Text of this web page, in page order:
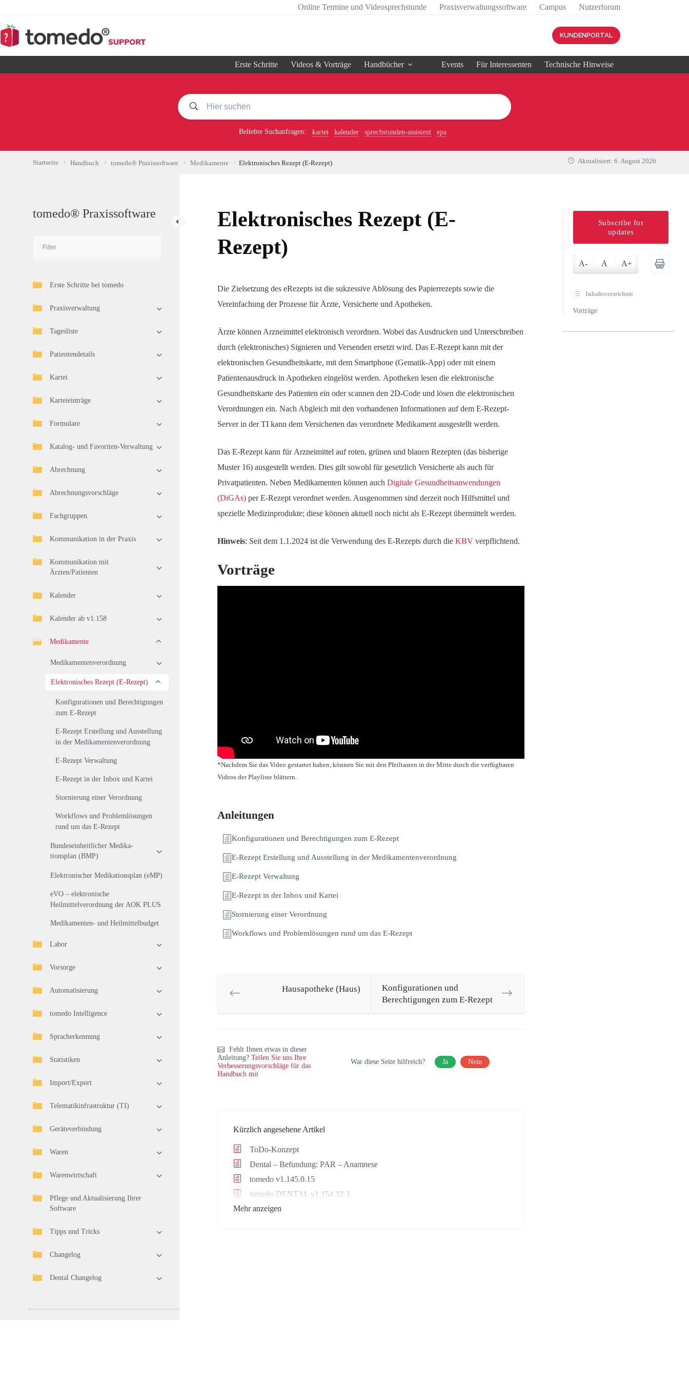
springen
Online Termine und Videosprechstunde Praxisverwaltungssoftware Campus Nutzerforum
KUNDENPORTAL
Erste Schritte Videos & Vorträge Handbücher Events Für Interessenten Technische Hinweise
Beliebte Suchanfragen: kartei kalender sprechstunden-assistent epa
Startseite Handbuch tomedo® Praxissoftware Medikamente Elektronisches Rezept (E-Rezept) Aktualisiert: 6. August 2026
tomedo® Praxissoftware
Erste Schritte bei tomedo
Praxisverwaltung
Tagesliste
Patientendetails
Kartei
Karteieinträge
Formulare
Katalog- und Favoriten-Verwaltung
Abrechnung
Abrechnungsvorschläge
Fachgruppen
Kommunikation in der Praxis
Kommunikation mit
Ärzten/Patienten
Kalender
Kalender ab v1.158
Medikamente
Medikamentenverordnung
Elektronisches Rezept (E-Rezept)
Konfigurationen und Berechtigungen
zum E-Rezept
E-Rezept Erstellung und Ausstellung
in der Medikamentenverordnung
E-Rezept Verwaltung
E-Rezept in der Inbox und Kartei
Stornierung einer Verordnung
Workflows und Problemlösungen
rund um das E-Rezept
Bundeseinheitlicher Medika­
tionsplan (BMP)
Elektronischer Medikationsplan (eMP)
eVO – elektronische
Heilmittelverordnung der AOK PLUS
Medikamenten- und Heilmittelbudget
Labor
Vorsorge
Automatisierung
tomedo Intelligence
Spracherkennung
Statistiken
Import/Export
Telematikinfrastruktur (TI)
Geräteverbindung
Waren
Warenwirtschaft
Pflege und Aktualisierung Ihrer
Software
Tipps und Tricks
Changelog
Dental Changelog
Elektronisches Rezept (E-
Rezept)
Die Zielsetzung des eRezepts ist die sukzessive Ablösung des Papierrezepts sowie die
Vereinfachung der Prozesse für Ärzte, Versicherte und Apotheken.
Ärzte können Arzneimittel elektronisch verordnen. Wobei das Ausdrucken und Unterschreiben
durch (elektronisches) Signieren und Versenden ersetzt wird. Das E-Rezept kann mit der
elektronischen Gesundheitskarte, mit dem Smartphone (Gematik-App) oder mit einem
Patientenausdruck in Apotheken eingelöst werden. Apotheken lesen die elektronische
Gesundheitskarte des Patienten ein oder scannen den 2D-Code und lösen die elektronischen
Verordnungen ein. Nach Abgleich mit den vorhandenen Informationen auf dem E-Rezept-
Server in der TI kann dem Versicherten das verordnete Medikament ausgestellt werden.
Das E-Rezept kann für Arzneimittel auf roten, grünen und blauen Rezepten (das bisherige
Muster 16) ausgestellt werden. Dies gilt sowohl für gesetzlich Versicherte als auch für
Privatpatienten. Neben Medikamenten können auch Digitale Gesundheitsanwendungen
(DiGAs)per E-Rezept verordnet werden. Ausgenommen sind derzeit noch Hilfsmittel und
spezielle Medizinprodukte; diese können aktuell noch nicht als E-Rezept übermittelt werden.
Hinweis: Seit dem 1.1.2024 ist die Verwendung des E-Rezepts durch die KBVverpflichtend.
Vorträge
*Nachdem Sie das Video gestartet haben, können Sie mit den Pfeiltasten in der Mitte durch die verfügbaren
Videos der Playliste blättern.
Anleitungen
Konfigurationen und Berechtigungen zum E-Rezept
E-Rezept Erstellung und Ausstellung in der Medikamentenverordnung
E-Rezept Verwaltung
E-Rezept in der Inbox und Kartei
Stornierung einer Verordnung
Workflows und Problemlösungen rund um das E-Rezept
Hausapotheke (Haus)
Konfigurationen und
Berechtigungen zum E-Rezept
Fehlt Ihnen etwas in dieser
Anleitung? Teilen Sie uns Ihre
Verbesserungsvorschläge für das
Handbuch mit
War diese Seite hilfreich? Ja Nein
Kürzlich angesehene Artikel
ToDo-Konzept
Dental – Befundung: PAR – Anamnese
tomedo v1.145.0.15
tomedo.DENTAL v1.154.32.3
Mehr anzeigen
Subscribe for
updates
A- A A+
Inhaltsverzeichnis
Vorträge